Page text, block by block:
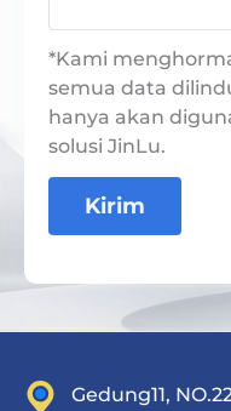
*Kami
semua data
hanya akan
solusi JinLu.
Kirim
Gedung11,